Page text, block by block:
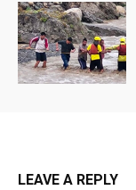
LEAVE A REPLY